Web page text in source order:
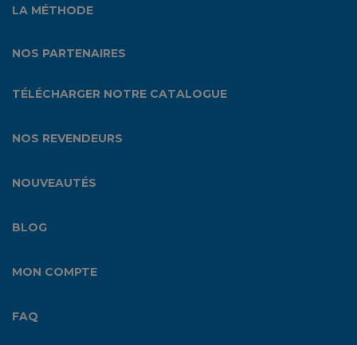
LA MÉTHODE
NOS PARTENAIRES
TÉLÉCHARGER NOTRE CATALOGUE
NOS REVENDEURS
NOUVEAUTÉS
BLOG
MON COMPTE
FAQ